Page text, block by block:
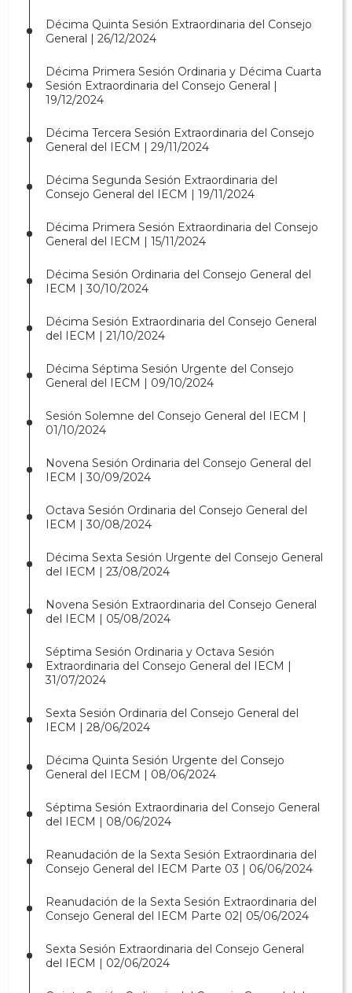
Décima Quinta Sesión Extraordinaria del Consejo
General | 26/12/2024
Décima Primera Sesión Ordinaria y Décima Cuarta
Sesión Extraordinaria del Consejo General |
19/12/2024
Décima Tercera Sesión Extraordinaria del Consejo
General del IECM | 29/11/2024
Décima Segunda Sesión Extraordinaria del
Consejo General del IECM | 19/11/2024
Décima Primera Sesión Extraordinaria del Consejo
General del IECM | 15/11/2024
Décima Sesión Ordinaria del Consejo General del
IECM | 30/10/2024
Décima Sesión Extraordinaria del Consejo General
del IECM | 21/10/2024
Décima Séptima Sesión Urgente del Consejo
General del IECM | 09/10/2024
Sesión Solemne del Consejo General del IECM |
01/10/2024
Novena Sesión Ordinaria del Consejo General del
IECM | 30/09/2024
Octava Sesión Ordinaria del Consejo General del
IECM | 30/08/2024
Décima Sexta Sesión Urgente del Consejo General
del IECM | 23/08/2024
Novena Sesión Extraordinaria del Consejo General
del IECM | 05/08/2024
Séptima Sesión Ordinaria y Octava Sesión
Extraordinaria del Consejo General del IECM |
31/07/2024
Sexta Sesión Ordinaria del Consejo General del
IECM | 28/06/2024
Décima Quinta Sesión Urgente del Consejo
General del IECM | 08/06/2024
Séptima Sesión Extraordinaria del Consejo General
del IECM | 08/06/2024
Reanudación de la Sexta Sesión Extraordinaria del
Consejo General del IECM Parte 03 | 06/06/2024
Reanudación de la Sexta Sesión Extraordinaria del
Consejo General del IECM Parte 02| 05/06/2024
Sexta Sesión Extraordinaria del Consejo General
del IECM | 02/06/2024